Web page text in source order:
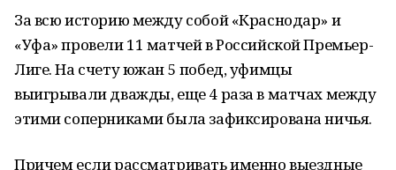
За всю историю между собой «Краснодар» и
«Уфа» провели 11 матчей в Российской Премьер-
Лиге. На счету южан 5 побед, уфимцы
выигрывали дважды, еще 4 раза в матчах между
этими соперниками была зафиксирована ничья.
Причем если рассматривать именно выездные